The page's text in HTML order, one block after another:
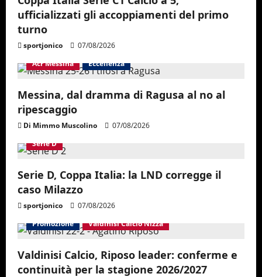
ufficializzati gli accoppiamenti del primo
turno
sportjonico
07/08/2026
Acr Messina
Eccellenza
Messina, dal dramma di Ragusa al no al
ripescaggio
Di Mimmo Muscolino
07/08/2026
Serie D
Serie D, Coppa Italia: la LND corregge il
caso Milazzo
sportjonico
07/08/2026
Promozione
Valdinisi Calcio Nizza
Valdinisi Calcio, Riposo leader: conferme e
continuità per la stagione 2026/2027